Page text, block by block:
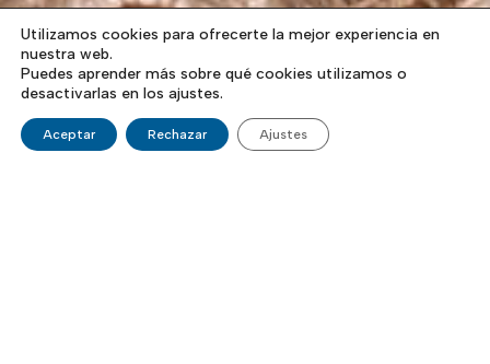
Utilizamos cookies para ofrecerte la mejor experiencia en
nuestra web.
Puedes aprender más sobre qué cookies utilizamos o
desactivarlas en los ajustes.
Aceptar Rechazar Ajustes